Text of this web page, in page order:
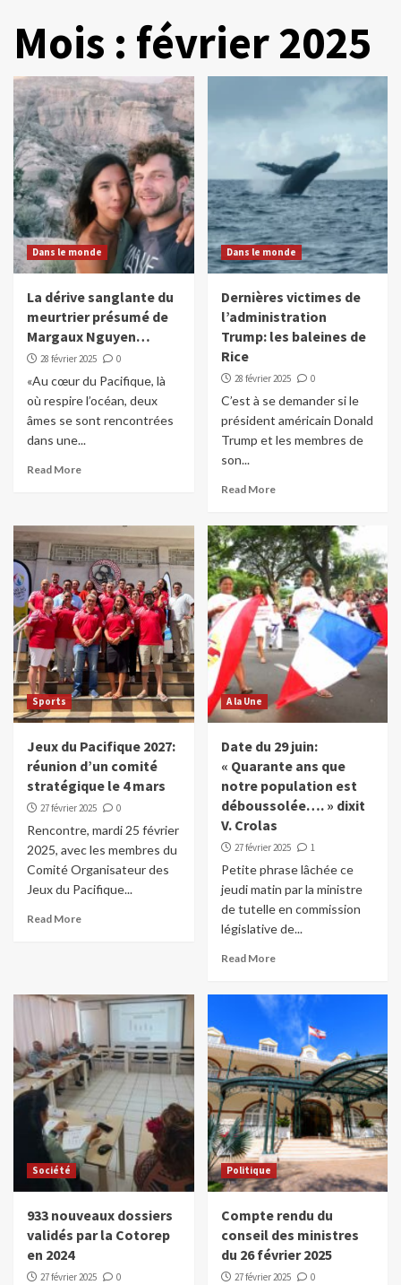
Mois : février 2025
Dans le monde
La dérive sanglante du
meurtrier présumé de
Margaux Nguyen…
28 février 2025 0
«Au cœur du Pacifique, là
où respire l’océan, deux
âmes se sont rencontrées
dans une...
Read More
Dans le monde
Dernières victimes de
l’administration
Trump: les baleines de
Rice
28 février 2025 0
C’est à se demander si le
président américain Donald
Trump et les membres de
son...
Read More
Sports
Jeux du Pacifique 2027:
réunion d’un comité
stratégique le 4 mars
27 février 2025 0
Rencontre, mardi 25 février
2025, avec les membres du
Comité Organisateur des
Jeux du Pacifique...
Read More
A la Une
Date du 29 juin:
« Quarante ans que
notre population est
déboussolée…. » dixit
V. Crolas
27 février 2025 1
Petite phrase lâchée ce
jeudi matin par la ministre
de tutelle en commission
législative de...
Read More
Société
933 nouveaux dossiers
validés par la Cotorep
en 2024
27 février 2025 0
Politique
Compte rendu du
conseil des ministres
du 26 février 2025
27 février 2025 0